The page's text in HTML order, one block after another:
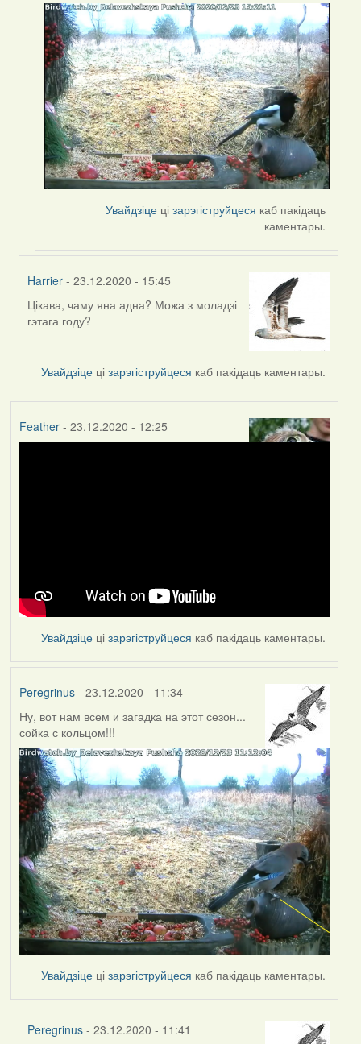
by
Peregrinus
Увайдзіце цізарэгіструйцеся каб пакідаць
каментары.
Harrier - 23.12.2020 - 15:45
In
reply
Peregrinus
Цікава, чаму яна адна? Можа з моладзі
гэтага году?
Увайдзіце цізарэгіструйцеся каб пакідаць каментары.
Feather- 23.12.2020 - 12:25
Увайдзіце цізарэгіструйцеся каб пакідаць каментары.
Peregrinus- 23.12.2020 - 11:34
Ну, вот нам всем и загадка на этот сезон...
сойка с кольцом!!!
Увайдзіце цізарэгіструйцеся каб пакідаць каментары.
Peregrinus - 23.12.2020 - 11:41